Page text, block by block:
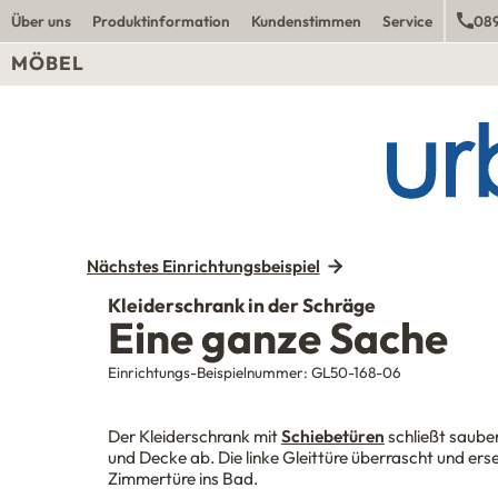
Über uns Produktinformation Kundenstimmen Service
MÖBEL
Nächstes Einrichtungsbeispiel
Kleiderschrank in der Schräge
Eine ganze Sache
Einrichtungs-Beispielnummer: GL50-168-06
Der Kleiderschrank mitSchiebetüren schließt
und Decke ab. Die linke Gleittüre überrascht und
Zimmertüre ins Bad.